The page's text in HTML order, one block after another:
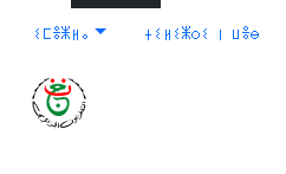
ⵉⵎⴻⵥⵍⴰ ⵜⵉⵍⵉⵥⵔⵉ ⵏ ⵡⴻⴱ